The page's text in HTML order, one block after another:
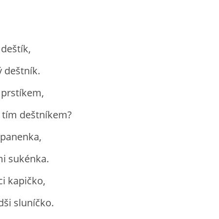
deštník.
deštníkem?
sukénka.
kapičko,
sluníčko.